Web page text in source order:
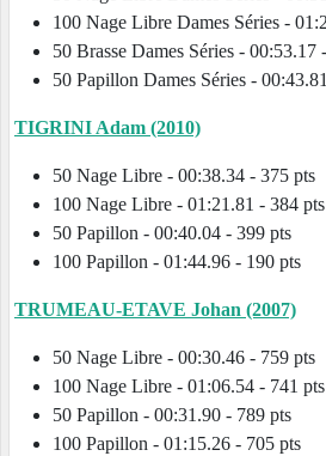
100 Nage Libre Dames Séries
50 Brasse Dames Séries -
50 Papillon Dames Séries -
TIGRINI Adam (2010)
50 Nage Libre - 00:38.34 -
100 Nage Libre - 01:21.81 -
50 Papillon - 00:40.04 - 399 pts
100 Papillon -
TRUMEAU-ETAVE Johan (2007)
50 Nage Libre - 00:30.46 -
100 Nage Libre - 01:06.54 -
50 Papillon - 00:31.90 - 789 pts
100 Papillon -